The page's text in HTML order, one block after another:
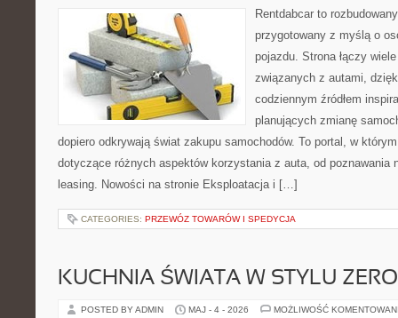
Rentdabcar to
przygotowany z myślą o
pojazdu. Strona łączy
związanych z autami,
codziennym źródłem
planujących zmianę
dopiero odkrywają świat zakupu samochodów. To portal, w
dotyczące różnych aspektów korzystania z auta, od poznawania
leasing. Nowości na stronie Eksploatacja i […]
CATEGORIES: PRZEWÓZ TOWARÓW I SPEDYCJA
KUCHNIA ŚWIATA W STYLU
POSTED BY ADMIN MAJ - 4 - 2026 MOŻLIWOŚĆ